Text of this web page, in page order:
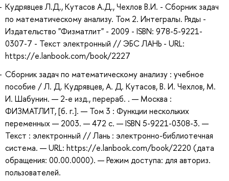
Кудрявцев Л.Д., Кутасов А.Д., Чехлов В.И. - Сборник задач
по математическому анализу. Том 2. Интегралы. Ряды -
Издательство "Физматлит" - 2009 - ISBN: 978-5-9221-
0307-7 - Текст электронный // ЭБС ЛАНЬ - URL:
https://e.lanbook.com/book/2227
Сборник задач по математическому анализу : учебное
пособие / Л. Д. Кудрявцев, А. Д. Кутасов, В. И. Чехлов, М.
И. Шабунин. — 2-е изд., перераб. . — Москва :
ФИЗМАТЛИТ, [б. г.]. — Том 3 : Функции нескольких
переменных — 2003. — 472 с. — ISBN 5-9221-0308-3. —
Текст : электронный // Лань : электронно-библиотечная
система. — URL: https://e.lanbook.com/book/2220 (дата
обращения: 00.00.0000). — Режим доступа: для авториз.
пользователей.